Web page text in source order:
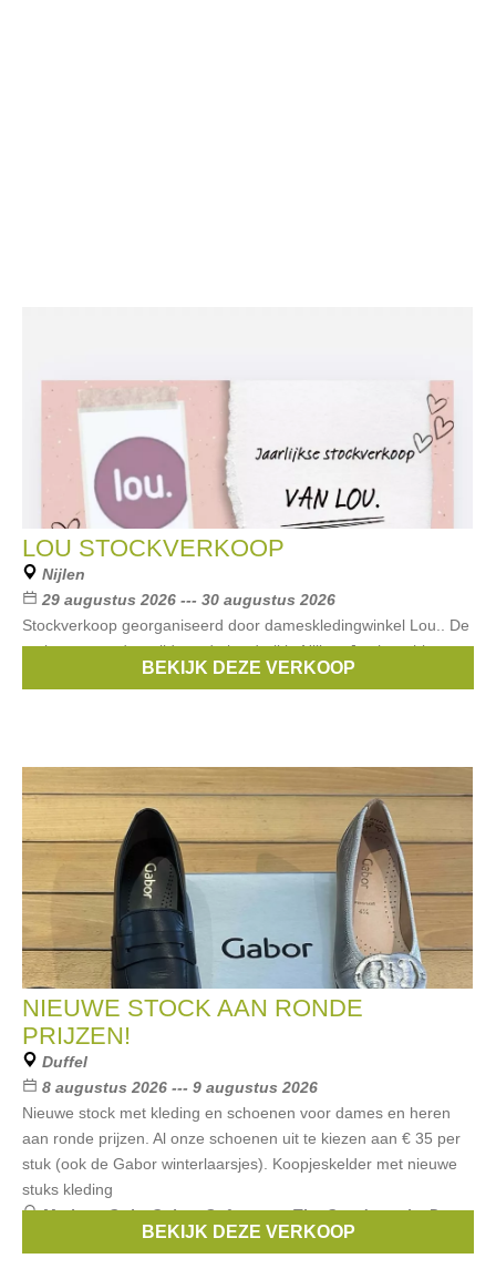
LOU STOCKVERKOOP
Nijlen
29 augustus 2026 --- 30 augustus 2026
Stockverkoop georganiseerd door dameskledingwinkel Lou.. De
verkoop gaat door tijdens de braderij in Nijlen. Je shopt hier
vorige collecties aan knalprijzen.BEKIJK DEZE VERKOOP
NIEUWE STOCK AAN RONDE
PRIJZEN!
Duffel
8 augustus 2026 --- 9 augustus 2026
Nieuwe stock met kleding en schoenen voor dames en heren
aan ronde prijzen. Al onze schoenen uit te kiezen aan € 35 per
stuk (ook de Gabor winterlaarsjes). Koopjeskelder met nieuwe
stuks kleding
Merken:Only,Gabor,Softwaves,The Goodpeople,Dame
BEKIJK DEZE VERKOOP